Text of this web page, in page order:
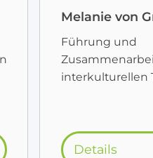
Melanie von
Führung und
interkulturellen
Details